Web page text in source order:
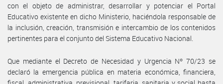
con el objeto de administrar, desarrollar y potenciar el Portal
Educativo existente en dicho Ministerio, haciéndola responsable de
la inclusión, creación, transmisión e intercambio de los contenidos
pertinentes para el conjunto del Sistema Educativo Nacional.
Que mediante el Decreto de Necesidad y Urgencia Nº 70/23 se
declaró la emergencia pública en materia económica, financiera,